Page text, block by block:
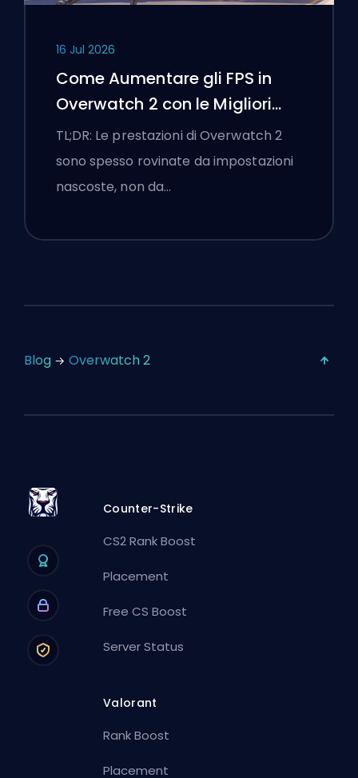
16 Jul 2026
Come Aumentare gli FPS in
Overwatch 2 con le Migliori
Impostazioni
TL;DR: Le prestazioni di Overwatch 2
sono spesso rovinate da impostazioni
nascoste, non da…
Blog Overwatch 2
Counter-Strike
CS2 Rank Boost
Placement
Free CS Boost
Server Status
Valorant
Rank Boost
Placement